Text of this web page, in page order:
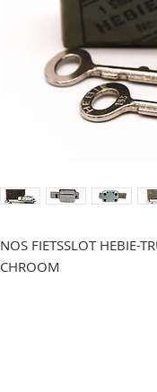
NOS FIETSSLOT HEBIE-
CHROOM